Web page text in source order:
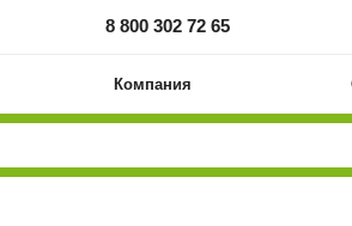
8 800 302 72 65
Компания